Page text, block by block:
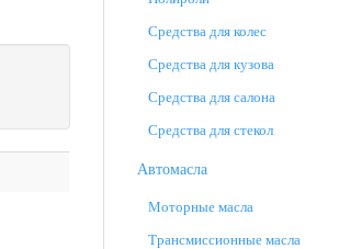
Средства для колес
Средства для кузова
Средства для салона
Средства для стекол
Автомасла
Моторные масла
Трансмиссионные масла